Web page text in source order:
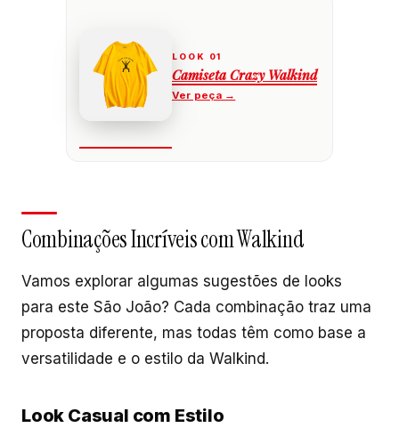
Camiseta Crazy Walkind
Combinações Incríveis com Walkind
Vamos explorar algumas sugestões de looks
para este São João? Cada combinação traz uma
proposta diferente, mas todas têm como base a
versatilidade e o estilo da Walkind.
Look Casual com Estilo